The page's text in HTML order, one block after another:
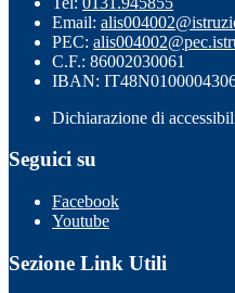
Email:
PEC:
C.F.: 86002030061
IBAN:
Dichiarazione di
Seguici su
Facebook
Youtube
Sezione Link Utili